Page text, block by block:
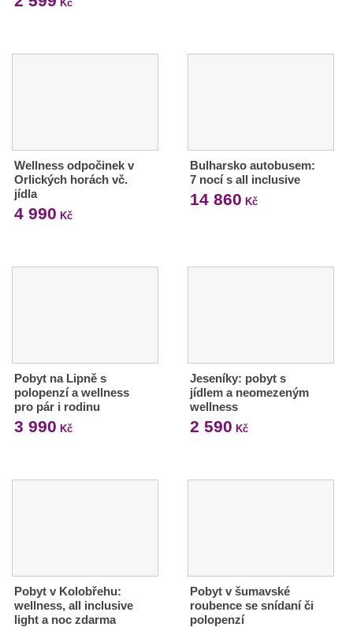
Kč
Wellness odpočinek v
Orlických horách vč.
jídla
4 990 Kč
Bulharsko autobusem:
7 nocí s all inclusive
14 860 Kč
Pobyt na Lipně s
polopenzí a wellness
pro pár i rodinu
3 990 Kč
Jeseníky: pobyt s
jídlem a neomezeným
wellness
2 590 Kč
Pobyt v Kolobřehu:
wellness, all inclusive
light a noc zdarma
Pobyt v šumavské
roubence se snídaní či
polopenzí